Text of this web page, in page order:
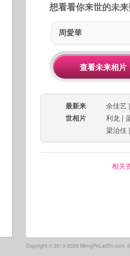
想看看你来世的未
最新来
世相片
余佳艺
利龙 |
梁治佳
相关
Copyright © 2013-2026 MengPoLaiShi.com,